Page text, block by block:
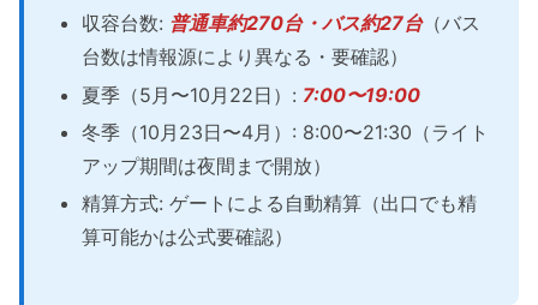
収容台数: 普通車約270台・バス約27台（バス
台数は情報源により異なる・要確認）
夏季（5月〜10月22日）: 7:00〜19:00
冬季（10月23日〜4月）: 8:00〜21:30（ライト
アップ期間は夜間まで開放）
精算方式: ゲートによる自動精算（出口でも精
算可能かは公式要確認）